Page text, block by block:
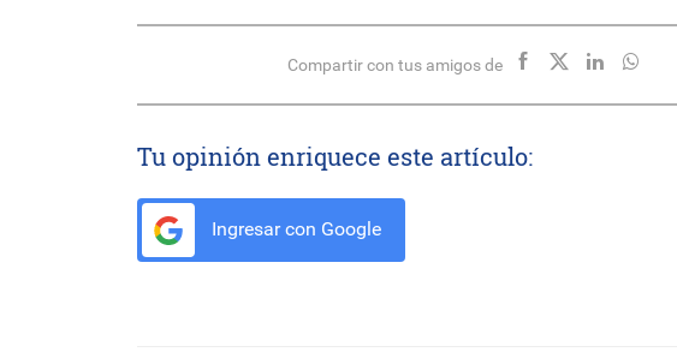
Compartir con tus amigos de
Tu opinión enriquece este artículo:
Ingresar con Google